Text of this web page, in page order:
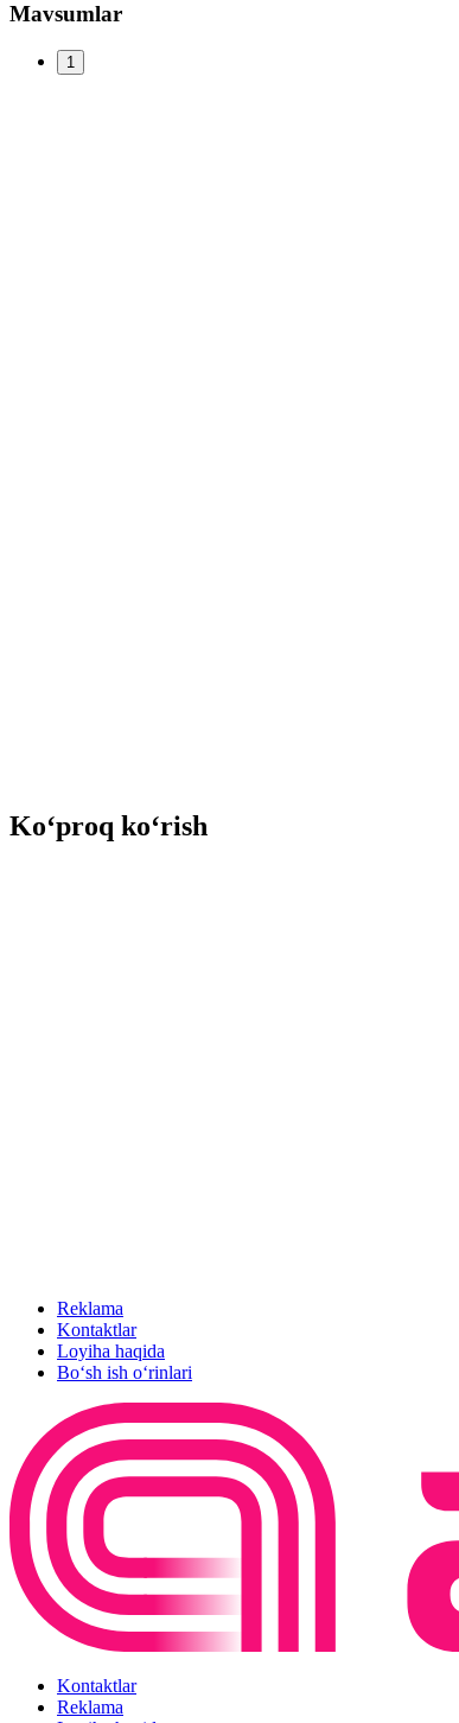
Mavsumlar
1
Ko‘proq ko‘rish
Reklama
Kontaktlar
Loyiha haqida
Bo‘sh ish o‘rinlari
Kontaktlar
Reklama